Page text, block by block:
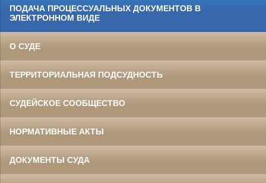
ПОДАЧА ПРОЦЕССУАЛЬНЫХ ДОКУМЕНТОВ В
ЭЛЕКТРОННОМ ВИДЕ
О СУДЕ
ТЕРРИТОРИАЛЬНАЯ ПОДСУДНОСТЬ
СУДЕЙСКОЕ СООБЩЕСТВО
НОРМАТИВНЫЕ АКТЫ
ДОКУМЕНТЫ СУДА